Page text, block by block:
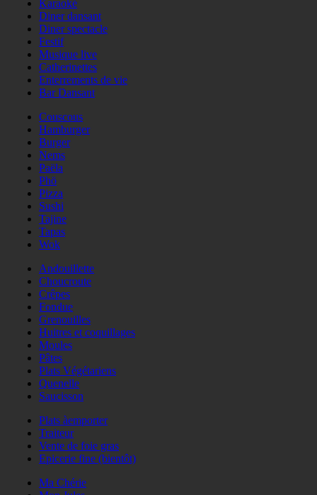
Karaoké
Diner dansant
Diner spectacle
Festif
Musique live
Catherinettes
Enterrements de vie
Bar Dansant
Couscous
Hamburger
Burger
Nems
Paëla
Phö
Pizza
Sushi
Tajine
Tapas
Wok
Andouillette
Choucroute
Crêpes
Fondue
Grenouilles
Huitres et coquillages
Moules
Pâtes
Plats Végétariens
Quenelle
Saucisson
Plats àemporter
Traiteur
Vente de foie gras
Epicerie fine (bientôt)
Ma Chérie